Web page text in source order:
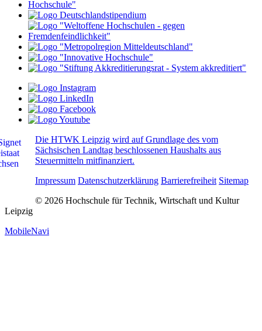
Die HTWK Leipzig wird auf Grundlage des vom
Sächsischen Landtag beschlossenen Haushalts aus
Steuermitteln mitfinanziert.
Impressum Datenschutzerklärung Barrierefreiheit Sitemap
© 2026 Hochschule für Technik, Wirtschaft und Kultur
Leipzig
MobileNavi